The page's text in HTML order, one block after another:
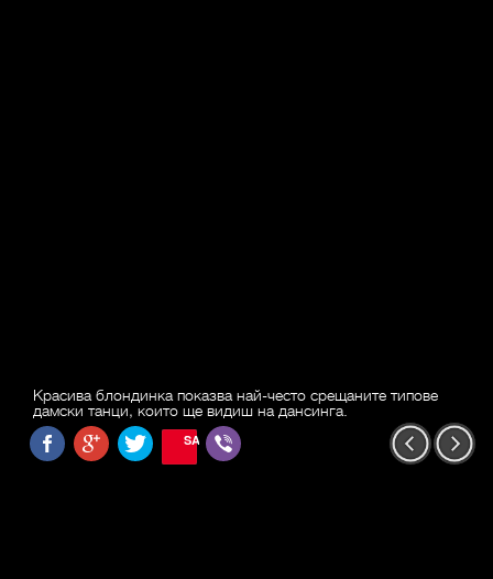
Красива блондинка показва най-често срещаните типове
дамски танци, които ще видиш на дансинга.
SAVE